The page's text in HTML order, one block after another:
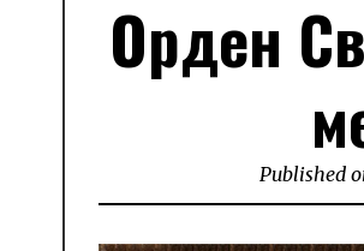
Орден
Published